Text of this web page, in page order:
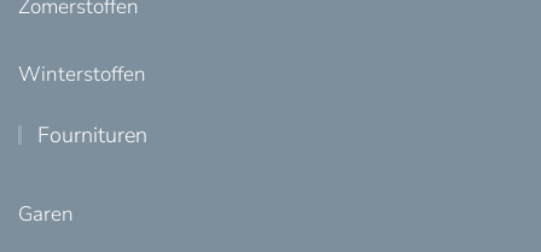
Zomerstoffen
Winterstoffen
Fournituren
Garen